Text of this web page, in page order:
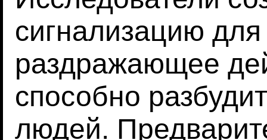
сигнализацию для
раздражающее
способно
людей.